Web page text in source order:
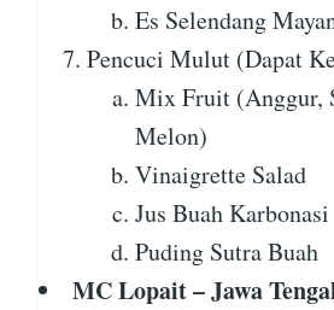
Es Selendang
Pencuci Mulut (Dapat
Mix Fruit (Anggur,
Melon)
Vinaigrette Salad
Jus Buah Karbonasi
Puding Sutra Buah
MC Lopait – Jawa